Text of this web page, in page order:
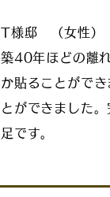
T様邸 （女性）
築40年ほどの離
か貼ることがで
とができました
足です。